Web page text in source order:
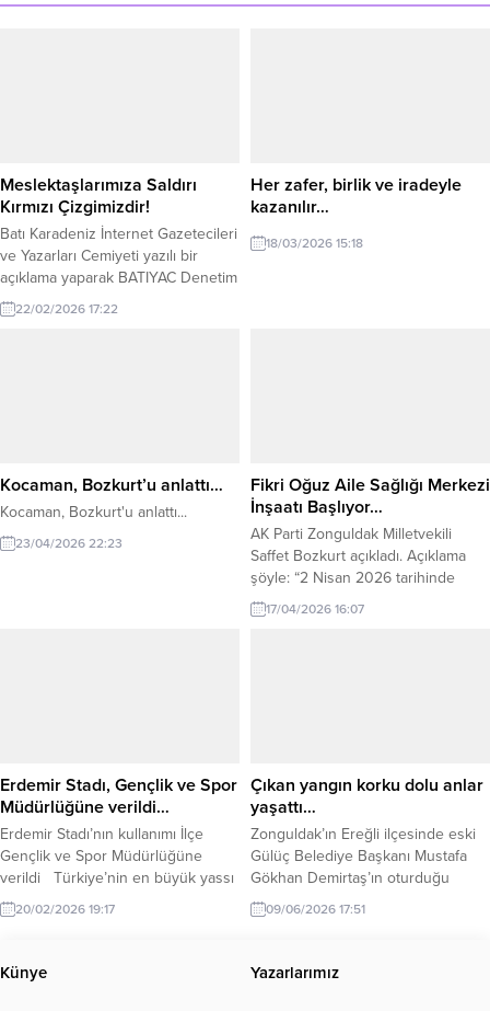
Meslektaşlarımıza Saldırı
Kırmızı Çizgimizdir!
Batı Karadeniz İnternet Gazetecileri
ve Yazarları Cemiyeti yazılı bir
açıklama yaparak BATIYAC Denetim
Kurulu Başkanı Kaan Kocaman’a
yapılan saldırıyı kınadı. BATİYAC
gelmiştir. Dün Kdz.Ereğli Şehit Vefa
Karakurdu...
22/02/2026 17:22
Her zafer, birlik ve iradeyle
kazanılır…
18/03/2026 15:18
Kocaman, Bozkurt’u anlattı…
Kocaman, Bozkurt'u anlattı...
23/04/2026 22:23
Fikri Oğuz Aile Sağlığı Merkezi
İnşaatı Başlıyor…
AK Parti Zonguldak Milletvekili
Saffet Bozkurt açıkladı. Açıklama
şöyle: “2 Nisan 2026 tarihinde
ihalesi yapılan Fikri Oğuz Aile
Sağlığı Merkezi yapım
17/04/2026 16:07
Erdemir Stadı, Gençlik ve Spor
Müdürlüğüne verildi…
Erdemir Stadı’nın kullanımı İlçe
Gençlik ve Spor Müdürlüğüne
verildi Türkiye’nin en büyük yassı
çelik üreticisi Erdemir, kurumsal
sosyal sorumluluk anlayışı
sosyal yaşama değer katacak bir
adım daha attı. Erdemir, futbol
20/02/2026 19:17
Çıkan yangın korku dolu anlar
yaşattı…
Zonguldak’ın Ereğli ilçesinde eski
Gülüç Belediye Başkanı Mustafa
Gökhan Demirtaş’ın oturduğu
apartmanın çatısında çıkan yangın
korku dolu anlar yaşattı. Kısa
Gülüç Belediyesi itfaiye ekipleri
09/06/2026 17:51
Künye Yazarlarımız